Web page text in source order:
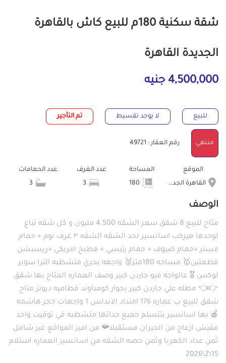
شقة سكنية 180م للبيع كاش بالقاهرة
الجديدة القاهرة
4,500,000 جنيه
للبيع لا يوجد تقسيط تم التأجير
منتهي رقم العقار : 49721
الموقع
القاهرة الجديدة
المساحة
عدد الغرف
عدد الحمامات
الوصف
متاح للبيع 8 شقق سعر الشقه 4.500 مليون و كل شقه تباع
لوحدها هيركب اسانسير لحد الشقه الشقه ٣ غرف نوم + حمام
مستر +حمام ضيوف + حمام رئيسي + مطبخ امريكي +ريسبشن
قطعتين🥇 مساحه 180متر🥈 واجهه بحري متشطبه الترا سوبر
لوكس 🎖️ عالواجه فيو جاردن كبير وصف العماره المتاح بها شقق
👉👈 مطله علي جاردن كبير بجوار كومباوند قطاميه ديونز متاح
شقق للبيع ب عماره 176 امتداد الاندلس 1 واجهات حجر هاشمه
🍎 بها اسانسير بتتسلم جميع حداتها متشطبه في توقيت واحد
مفيش ازعاج من الجيران مستقبلا📯 من اميز المواقع غير شامل
ثمن عداد الكهربا وثمن حصه الشقه من اسانسير العماره استلام
15\2\2026